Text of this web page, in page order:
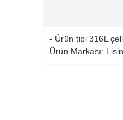
- Ürün tipi 316L
Ürün Markası: